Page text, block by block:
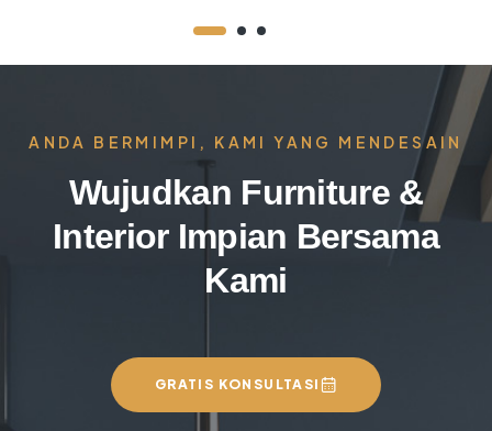
ANDA BERMIMPI, KAMI YANG MENDESAIN
Wujudkan Furniture &
Interior Impian Bersama
Kami
GRATIS KONSULTASI